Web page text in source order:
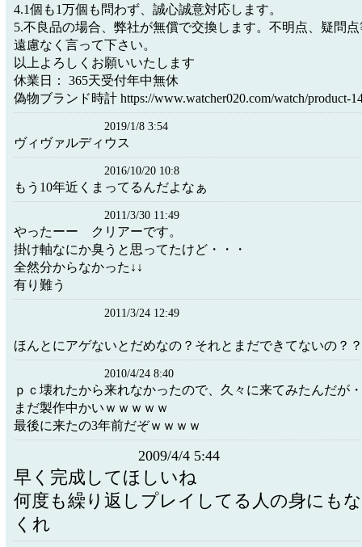
4.1個も1万個も問わず、誠心誠意対応します。
5.不良品の場合、弊社が無償で交換します。不明点、疑問
遠慮なく言って下さい。
以上よろしくお願いいたします
休業日： 365天受付年中無休
偽物ブランド時計 https://www.watcher020.com/watch/product-
2019/1/8 3:54
ヴィヴァルディウス
2016/10/20 10:8
もう10年近くまってるんだよなぁ
2011/3/30 11:49
やったーー クリアーです。
掛け軸なにか臭うと思ってたけど・・・
全然分からなかった↓↓
有り難う
2011/3/24 12:49
ほんとにアゲないとだめなの？それとまだできてないの？？
2010/4/24 8:40
ｐｃ壊れたから来れなかったので、久々に来てみたんだが
まだ製作中かいｗｗｗｗｗ
最後に来たの3年前だぞｗｗｗｗ
2009/4/4 5:44
早く完成してほしいね
何度も繰り返しプレイしてる人の身にも
くれ